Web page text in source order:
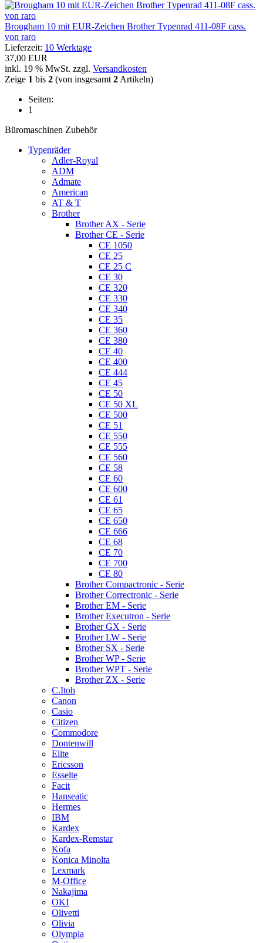
Brougham 10 mit EUR-Zeichen Brother Typenrad 411-08F cass.
von raro
Lieferzeit: 10 Werktage
37,00 EUR
inkl. 19 % MwSt. zzgl. Versandkosten
Zeige 1 bis 2 (von insgesamt 2 Artikeln)
Seiten:
1
Büromaschinen Zubehör
Typenräder
Adler-Royal
ADM
Admate
American
AT & T
Brother
Brother AX - Serie
Brother CE - Serie
CE 1050
CE 25
CE 25 C
CE 30
CE 320
CE 330
CE 340
CE 35
CE 360
CE 380
CE 40
CE 400
CE 444
CE 45
CE 50
CE 50 XL
CE 500
CE 51
CE 550
CE 555
CE 560
CE 58
CE 60
CE 600
CE 61
CE 65
CE 650
CE 666
CE 68
CE 70
CE 700
CE 80
Brother Compactronic - Serie
Brother Correctronic - Serie
Brother EM - Serie
Brother Executron - Serie
Brother GX - Serie
Brother LW - Serie
Brother SX - Serie
Brother WP - Serie
Brother WPT - Serie
Brother ZX - Serie
C.Itoh
Canon
Casio
Citizen
Commodore
Dontenwill
Elite
Ericsson
Esselte
Facit
Hanseatic
Hermes
IBM
Kardex
Kardex-Remstar
Kofa
Konica Minolta
Lexmark
M-Office
Nakajima
OKI
Olivetti
Olivia
Olympia